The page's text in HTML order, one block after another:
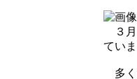
３月
ていま
多く